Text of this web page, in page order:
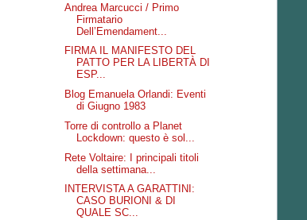
Andrea Marcucci / Primo
Firmatario
Dell’Emendament...
FIRMA IL MANIFESTO DEL
PATTO PER LA LIBERTÀ DI
ESP...
Blog Emanuela Orlandi: Eventi
di Giugno 1983
Torre di controllo a Planet
Lockdown: questo è sol...
Rete Voltaire: I principali titoli
della settimana...
INTERVISTA A GARATTINI:
CASO BURIONI & DI
QUALE SC...